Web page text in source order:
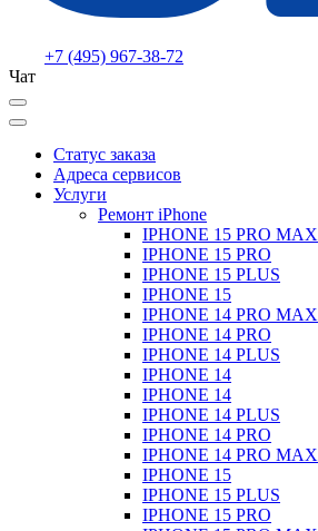
+7 (495) 967-38-72
Чат
Статус заказа
Адреса сервисов
Услуги
Ремонт iPhone
IPHONE 15 PRO MAX
IPHONE 15 PRO
IPHONE 15 PLUS
IPHONE 15
IPHONE 14 PRO MAX
IPHONE 14 PRO
IPHONE 14 PLUS
IPHONE 14
IPHONE 14
IPHONE 14 PLUS
IPHONE 14 PRO
IPHONE 14 PRO MAX
IPHONE 15
IPHONE 15 PLUS
IPHONE 15 PRO